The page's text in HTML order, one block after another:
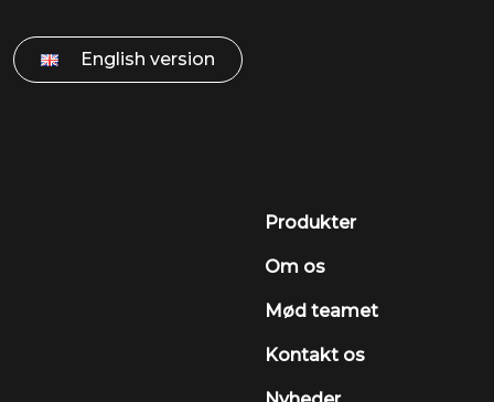
English version
Produkter
Om os
Mød teamet
Kontakt os